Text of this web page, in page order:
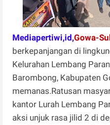
Mediapertiwi,id,Gowa-
berkepanjangan di
Kelurahan Lembang
Barombong, Kabupaten
memanas.Ratusan
kantor Lurah Lembang
aksi unjuk rasa jilid 2 di